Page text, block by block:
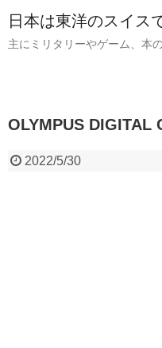
日本は東洋のスイス
主にミリタリーやゲーム、本
OLYMPUS DIGITAL
2022/5/30